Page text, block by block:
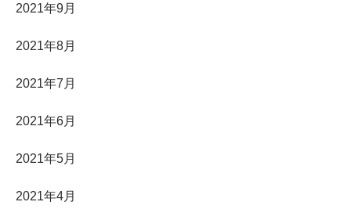
2021年9月
2021年8月
2021年7月
2021年6月
2021年5月
2021年4月